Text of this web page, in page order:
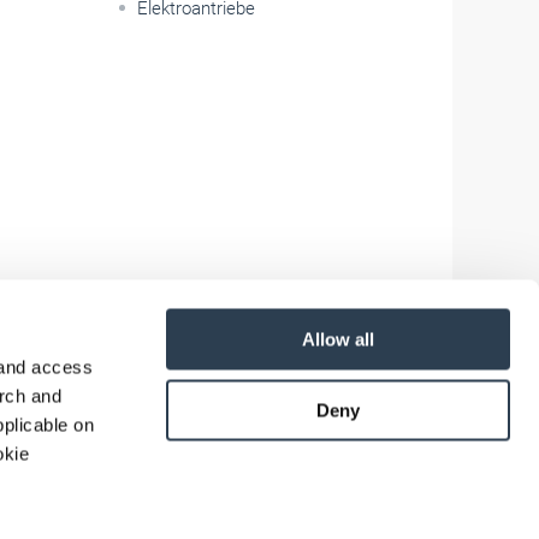
access
and
on
Allow all
Deny
Elektroantriebe